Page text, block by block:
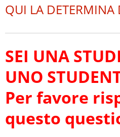
QUI LA DETERMINA
SEI UNA
UNO
Per favore
questo